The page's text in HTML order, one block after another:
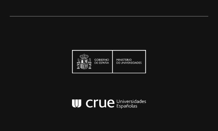
Conferencia de